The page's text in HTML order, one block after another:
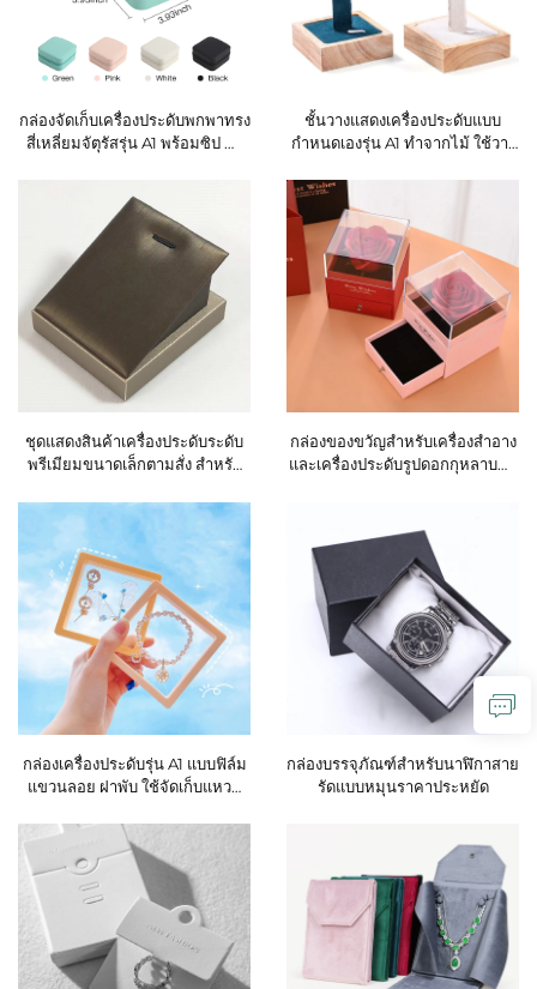
กล่องจัดเก็บเครื่องประดับพกพาทรง
สี่เหลี่ยมจัตุรัสรุ่น A1 พร้อมซิป ทำ
ชั้นวางแสดงเครื่องประดับแบบ
กำหนดเองรุ่น A1 ทำจากไม้ ใช้วาง
ชุดแสดงสินค้าเครื่องประดับระดับ
พรีเมียมขนาดเล็กตามสั่ง สำหรับ
ทำจากคริสตัลหรือเพชร พร้อมถาด
กล่องของขวัญสำหรับเครื่องสำอาง
และเครื่องประดับรูปดอกกุหลาบทำ
ลิปสติกในวันวาเลนไทน์ พร้อม
ดอกไม้นิรันดร์
กล่องเครื่องประดับรุ่น A1 แบบฟิล์ม
แขวนลอย ฝาพับ ใช้จัดเก็บแหวน
หรือหินธรรมชาติเปลือย บรรจุ
ภัณฑ์เครื่องประดับและการจัด
แสดงเพชร
กล่องบรรจุภัณฑ์สำหรับนาฬิกาสาย
รัดแบบหมุนราคาประหยัด